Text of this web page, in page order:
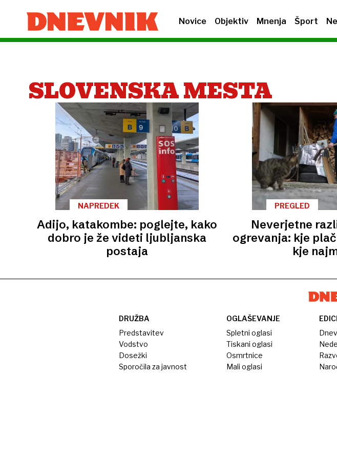
Novice Objektiv Mnenja Šport
SLOVENSKA MESTA
NAPREDEK
Adijo, katakombe: poglejte, kako
dobro je že videti ljubljanska
postaja
PREGLED
Neverjetne
ogrevanja: kje
kje
DRUŽBA
Predstavitev
Vodstvo
Dosežki
Sporočila za javnost
OGLAŠEVANJE
Spletni oglasi
Tiskani oglasi
Osmrtnice
Mali oglasi